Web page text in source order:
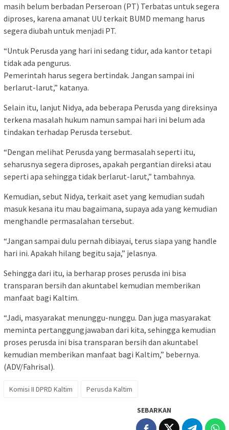
masih belum berbadan Perseroan (PT) Terbatas untuk segera
diproses, karena amanat UU terkait BUMD memang harus
segera diubah untuk menjadi PT.
“Untuk Perusda yang hari ini sedang tidur, ada kantor tetapi
tidak ada pengurus.
Pemerintah harus segera bertindak. Jangan sampai ini
berlarut-larut,” katanya.
Selain itu, lanjut Nidya, ada beberapa Perusda yang direksinya
terkena masalah hukum namun sampai hari ini belum ada
tindakan terhadap Perusda tersebut.
“Dengan melihat Perusda yang bermasalah seperti itu,
seharusnya segera diproses, apakah pergantian direksi atau
seperti apa sehingga tidak berlarut-larut,” tambahnya.
Kemudian, sebut Nidya, terkait aset yang kemudian sudah
masuk kesana itu mau bagaimana, supaya ada yang kemudian
menghandle permasalahan tersebut.
“Jangan sampai dulu pernah dibiayai, terus siapa yang handle
hari ini. Apakah hilang begitu saja,” jelasnya.
Sehingga dari itu, ia berharap proses perusda ini bisa
transparan bersih dan akuntabel kemudian memberikan
manfaat bagi Kaltim.
“Jadi, masyarakat menunggu-nunggu. Dan juga masyarakat
meminta pertanggungjawaban dari kita, sehingga kemudian
proses perusda ini bisa transparan bersih dan akuntabel
kemudian memberikan manfaat bagi Kaltim,” bebernya.
(ADV/Fahrisal).
Komisi II DPRD Kaltim Perusda Kaltim
SEBARKAN